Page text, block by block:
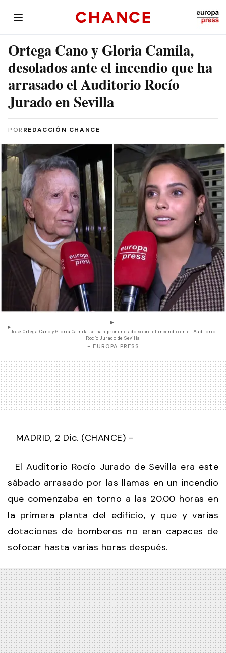
Ortega Cano y Gloria Camila,
desolados ante el incendio que ha
arrasado el Auditorio Rocío
Jurado en Sevilla
POR REDACCIÓN CHANCE
José Ortega Cano y Gloria Camila se han pronunciado sobre el incendio en el Auditorio
Rocío Jurado de Sevilla
- EUROPA PRESS
MADRID, 2 Dic. (CHANCE) -
El Auditorio Rocío Jurado de Sevilla era este
sábado arrasado por las llamas en un incendio
que comenzaba en torno a las 20.00 horas en
la primera planta del edificio, y que y varias
dotaciones de bomberos no eran capaces de
sofocar hasta varias horas después.